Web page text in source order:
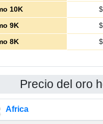
10K
$
9K
$
8K
$
Precio del oro
Africa